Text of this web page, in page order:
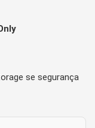
se segurança